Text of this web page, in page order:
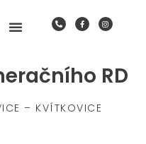
RD
– KVÍTKOVICE